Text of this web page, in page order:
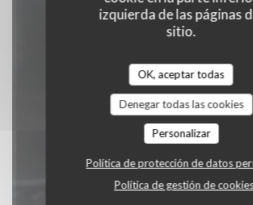
izquierda de las páginas
sitio.
OK, aceptar todas
Denegar todas las cookies
Personalizar
Política de protección de datos
Política de gestión de cookies